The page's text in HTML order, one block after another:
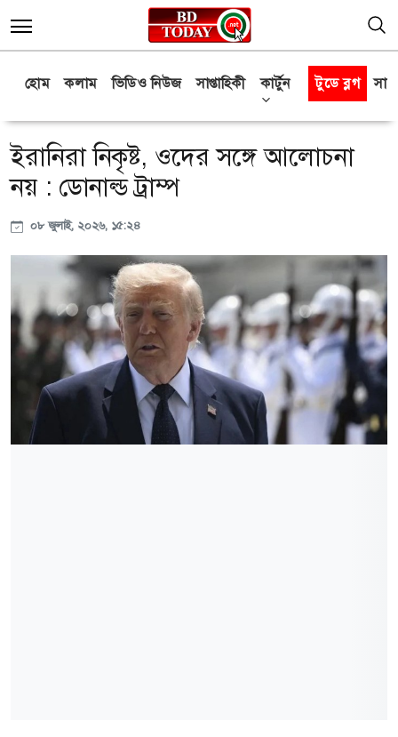
হোম কলাম ভিডিও নিউজ সাপ্তাহিকী কার্টুন টুডে ব্লগ
ইরানিরা নিকৃষ্ট, ওদের সঙ্গে আলোচনা
নয় : ডোনাল্ড ট্রাম্প
০৮ জুলাই, ২০২৬, ১৫:২৪